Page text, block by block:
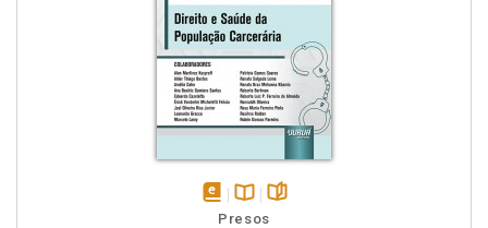
disponível
Disponível
páginas
Presos